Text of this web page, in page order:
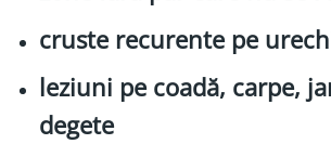
cruste recurente pe
leziuni pe coadă, carpe,
degete